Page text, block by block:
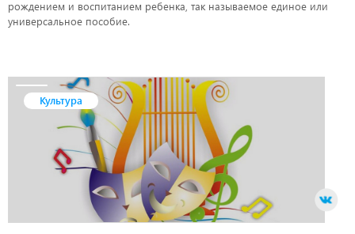
рождением и воспитанием ребенка, так называемое единое или
универсальное пособие.
Культура